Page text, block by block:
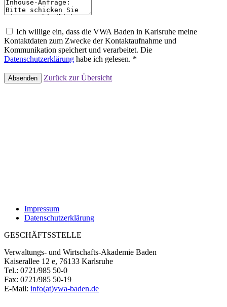
Ich willige ein, dass die VWA Baden in Karlsruhe meine
Kontaktdaten zum Zwecke der Kontaktaufnahme und
Kommunikation speichert und verarbeitet. Die
Datenschutzerklärung habe ich gelesen. *
Absenden Zurück zur Übersicht
Impressum
Datenschutzerklärung
GESCHÄFTSSTELLE
Verwaltungs- und Wirtschafts-Akademie Baden
Kaiserallee 12 e, 76133 Karlsruhe
Tel.: 0721/985 50-0
Fax: 0721/985 50-19
E-Mail: info(at)vwa-baden.de